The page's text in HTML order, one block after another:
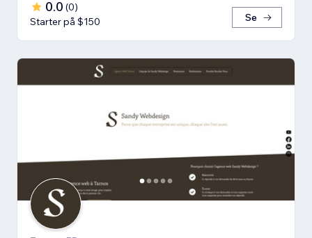
0.0 (0)
Starter på $150
Se